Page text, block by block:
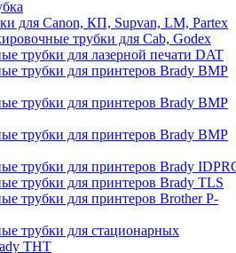
для Canon, КП, Supvan, LM, Partex
трубки для Cab, Godex
трубки для лазерной печати DAT
трубки для принтеров Brady BMP
трубки для принтеров Brady BMP
трубки для принтеров Brady BMP
трубки для принтеров Brady
трубки для принтеров Brady TLS
трубки для принтеров Brother P-
трубки для стационарных
THT